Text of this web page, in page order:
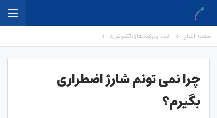
صفحه اصلی اخبار و ترفندهای تکنولوژی
چرا نمی تونم شارژ اضطراری
بگیرم؟